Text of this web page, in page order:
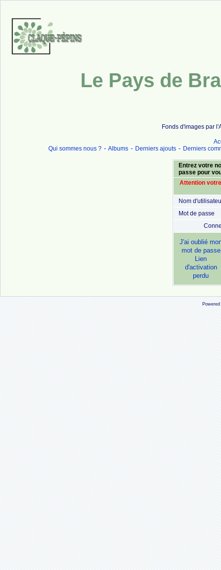
Le Pays de
Fonds d'images par
Qui sommes nous ?
Albums Derniers ajouts Derniers
Entrez votre
passe pour
Attention
Nom
Mot de passe
J'ai oublié
mot de passe
Lien
d'activation
perdu